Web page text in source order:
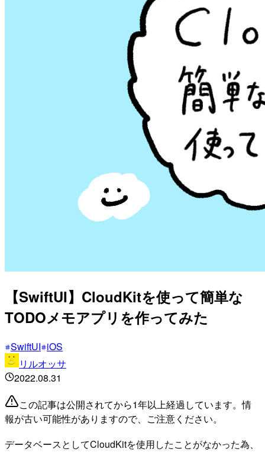
【SwiftUI】CloudKitを使って簡単な
TODOメモアプリを作ってみた
SwiftUI iOS
リルオッサ
2022.08.31
この記事は公開されてから1年以上経過しています。情
報が古い可能性がありますので、ご注意ください。
データベースとしてCloudKitを使用したことがなかった為、